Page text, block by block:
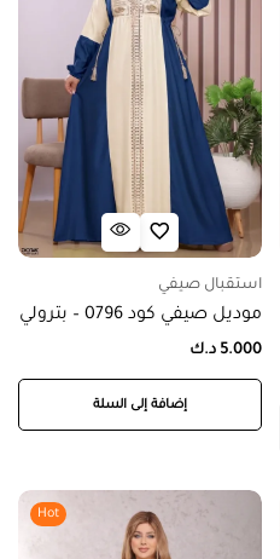
استقبال صيفي
موديل صيفي كود 0796 – بترولي
5.000 د.ك
إضافة إلى السلة
Hot